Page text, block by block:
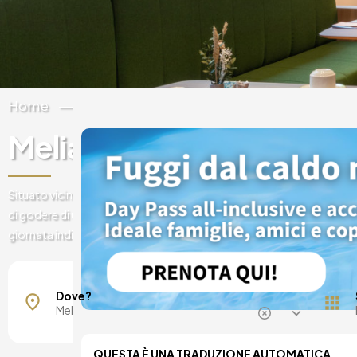
Home
Meliá Barajas
Situato vicino all'aeroporto e alla fiera IFEMA, l'hotel urbano Meliá
di godere di un meritato riposo e di evadere dalla routine.
giornata indimenticabile a Madrid circondati da tutti i comfort che
Maiorca, Spagna
Barcellona, Spagna
Madrid, Spagna
Dove?
QUESTA È UNA TRADUZIONE AUTOMATICA.